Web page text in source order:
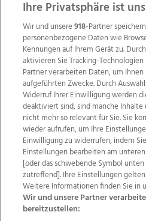
ZUR
Wir über uns
Datenschutz
Impressum
AGB Website
Ehrenkodex
Ihre Privatsphäre ist
Wir und unsere918-Partner
personenbezogene Daten wie
Kennungen auf Ihrem Gerät zu.
aktivieren Sie Tracking-
Partner verarbeiten Daten, um
aufgeführten Zwecke. Durch
Widerruf Ihrer Einwilligung werden
deaktiviert sind, sind manche
nicht mehr so relevant für Sie. Sie
wieder aufrufen, um Ihre
Einwilligung zu widerrufen, indem
Einstellungen bearbeiten am
[oder das schwebende Symbol
zutreffend]. Ihre Einstellungen
Weitere Informationen finden Sie in
Wir und unsere Partner
bereitzustellen: